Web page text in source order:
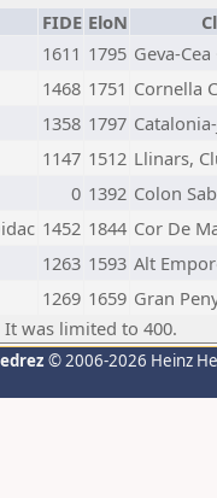
FIDE EloN
1611 1795 Geva-Cea
1468 1751 Cornella
1358 1797
1147 1512 Llinars,
0 1392 Colon
1452 1844 Cor De
1263 1593 Alt
1269 1659 Gran
was limited to 400.
© 2006-2026 Heinz